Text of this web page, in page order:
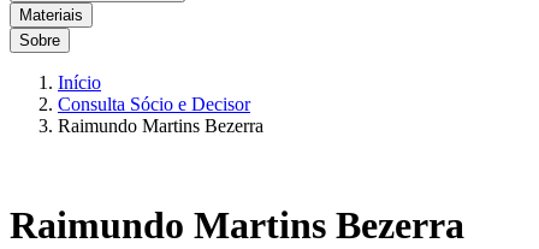
Materiais
Sobre
Início
Consulta Sócio e Decisor
Raimundo Martins Bezerra
Raimundo Martins Bezerra